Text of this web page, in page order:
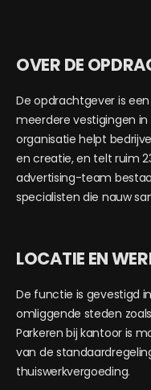
OVER DE
De opdrachtgever is
meerdere vestigingen
organisatie helpt
en creatie, en telt ruim
advertising-team
specialisten die nauw
LOCATIE EN
De functie is gevestigd
omliggende steden
Parkeren bij kantoor is
van de
thuiswerkvergoeding.